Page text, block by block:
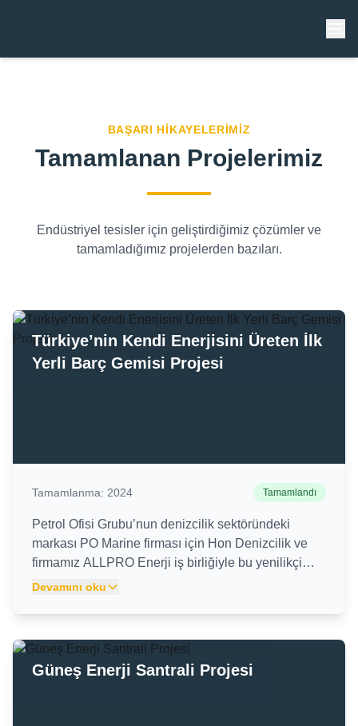
Ana Sayfa
Hizmetler
Referanslar
BAŞARI HIKAYELERIMIZ
Tamamlanan Projelerimiz
Endüstriyel tesisler için geliştirdiğimiz çözümler ve
tamamladığımız projelerden bazıları.
Türkiye’nin Kendi Enerjisini Üreten İlk
Yerli Barç Gemisi Projesi
Tamamlanma: 2024 Tamamlandı
Petrol Ofisi Grubu’nun denizcilik sektöründeki
markası PO Marine firması için Hon Denizcilik ve
firmamız ALLPRO Enerji iş birliğiyle bu yenilikçi
proje hayata geçirilmiştir. Proje kapsamında barç
Depolanmış enerji, gemi bekleme pozisyonuna
geçtiğinde yeniden jeneratöre gerek kalmadan en
az 5 saat boyunca kullanılabiliyor. Bu sayede barcın
Devamını oku
Güneş Enerji Santrali Projesi